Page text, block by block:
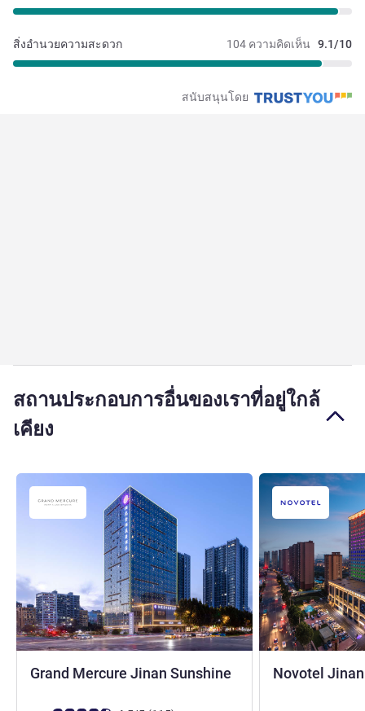
104 ความคิดเห็น 9.1/10
สิ่งอำนวยความสะดวก
สนับสนุนโดย
สถานประกอบการอื่นของเราที่อยู่ใกล้
เคียง
Grand Mercure Jinan Sunshine
Novotel